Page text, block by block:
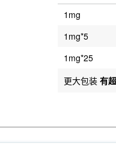
1mg
1mg*5
1mg*25
更大包装 有